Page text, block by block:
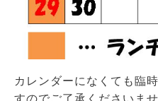
カレンダーになくても臨
すのでご了承くださいませ